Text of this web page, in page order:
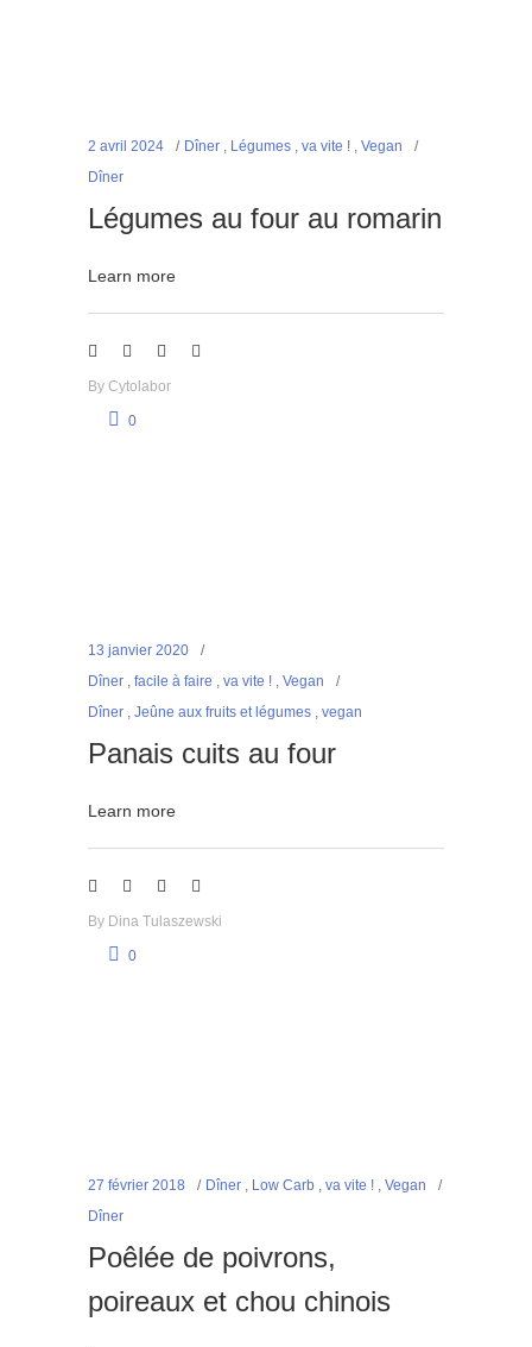
2 avril 2024 Dîner , Légumes , va vite ! , Vegan
Dîner
Légumes au four au romarin
Learn more
By Cytolabor
0
13 janvier 2020
Dîner , facile à faire , va vite ! , Vegan
Dîner , Jeûne aux fruits et légumes , vegan
Panais cuits au four
Learn more
By Dina Tulaszewski
0
27 février 2018 Dîner , Low Carb , va vite ! , Vegan
Dîner
Poêlée de poivrons,
poireaux et chou chinois